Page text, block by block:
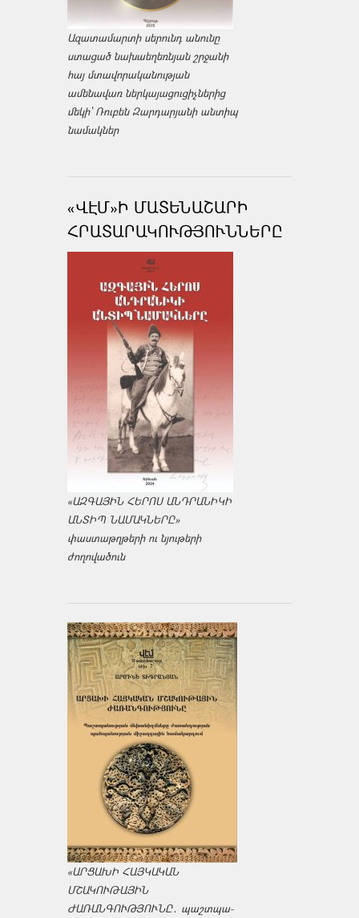
Ազատամարտի սերունդ անունը
ստացած նախաեղեռնյան շրջանի
հայ մտավորականության
ամենավառ ներկայացուցիչներից
մեկի՝ Ռուբեն Զարդարյանի անտիպ
նամակներ
«ՎԷՄ»Ի ՄԱՏԵՆԱՇԱՐԻ
ՀՐԱՏԱՐԱԿՈՒԹՅՈՒՆՆԵՐԸ
«ԱԶԳԱՅԻՆ ՀԵՐՈՍ ԱՆԴՐԱՆԻԿԻ
ԱՆՏԻՊ ՆԱՄԱԿՆԵՐԸ»
փաստաթղթերի ու նյութերի
ժողովածուն
«ԱՐՑԱԽԻ ՀԱՅԿԱԿԱՆ
ՄՇԱԿՈՒԹԱՅԻՆ
ԺԱՌԱՆԳՈՒԹՅՈՒՆԸ․ պաշտպա­